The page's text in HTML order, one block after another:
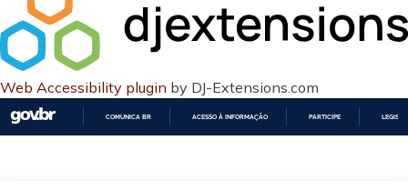
Web Accessibility plugin by DJ-Extensions.com
COMUNICA BR ACESSO À INFORMAÇÃO PARTICIPE